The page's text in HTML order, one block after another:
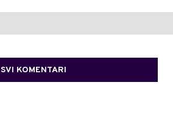
SVI KOMENTARI